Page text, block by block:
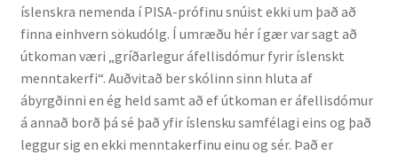
Kennd námskeið
Kennsluefni
Yfirlit um kennslu
íslenskra nemenda í PISA-prófinu snúist ekki um það að
finna einhvern sökudólg. Í umræðu hér í gær var sagt að
útkoman væri „gríðarlegur áfellisdómur fyrir íslenskt
menntakerfi“. Auðvitað ber skólinn sinn hluta af
ábyrgðinni en ég held samt að ef útkoman er áfellisdómur
á annað borð þá sé það yfir íslensku samfélagi eins og það
leggur sig en ekki menntakerfinu einu og sér. Það er